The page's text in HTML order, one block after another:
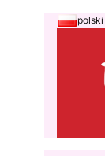
polski